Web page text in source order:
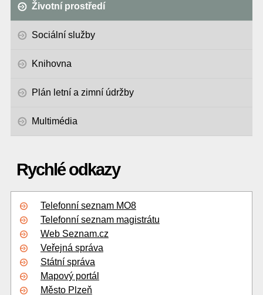
Životní prostředí
Sociální služby
Knihovna
Plán letní a zimní údržby
Multimédia
Rychlé odkazy
Telefonní seznam MO8
Telefonní seznam magistrátu
Web Seznam.cz
Veřejná správa
Státní správa
Mapový portál
Město Plzeň